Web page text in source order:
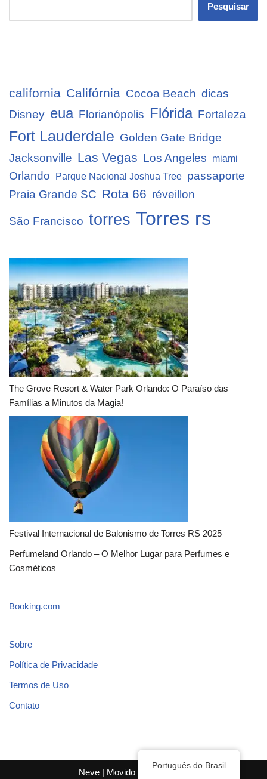
Pesquisar
california Califórnia Cocoa Beach dicas
Disney eua Florianópolis Flórida Fortaleza
Fort Lauderdale Golden Gate Bridge
Jacksonville Las Vegas Los Angeles miami
Orlando Parque Nacional Joshua Tree passaporte
Praia Grande SC Rota 66 réveillon
São Francisco torres Torres rs
The Grove Resort & Water Park Orlando: O Paraíso das
Famílias a Minutos da Magia!
Festival Internacional de Balonismo de Torres RS 2025
Perfumeland Orlando – O Melhor Lugar para Perfumes e
Cosméticos
Booking.com
Sobre
Política de Privacidade
Termos de Uso
Contato
Neve| Movido a WordPress
Português do Brasil